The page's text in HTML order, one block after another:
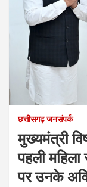
छत्तीसगढ़ जनसंपर्क
मुख्यमंत्री
पहली महिला
पर उनके